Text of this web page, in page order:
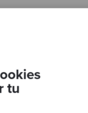
tu
para ver
no les